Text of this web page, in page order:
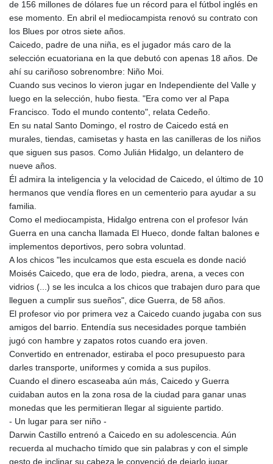
de 156 millones de dólares fue un récord para el fútbol inglés en
ese momento. En abril el mediocampista renovó su contrato con
los Blues por otros siete años.
Caicedo, padre de una niña, es el jugador más caro de la
selección ecuatoriana en la que debutó con apenas 18 años. De
ahí su cariñoso sobrenombre: Niño Moi.
Cuando sus vecinos lo vieron jugar en Independiente del Valle y
luego en la selección, hubo fiesta. "Era como ver al Papa
Francisco. Todo el mundo contento", relata Cedeño.
En su natal Santo Domingo, el rostro de Caicedo está en
murales, tiendas, camisetas y hasta en las canilleras de los niños
que siguen sus pasos. Como Julián Hidalgo, un delantero de
nueve años.
Él admira la inteligencia y la velocidad de Caicedo, el último de 10
hermanos que vendía flores en un cementerio para ayudar a su
familia.
Como el mediocampista, Hidalgo entrena con el profesor Iván
Guerra en una cancha llamada El Hueco, donde faltan balones e
implementos deportivos, pero sobra voluntad.
A los chicos "les inculcamos que esta escuela es donde nació
Moisés Caicedo, que era de lodo, piedra, arena, a veces con
vidrios (...) se les inculca a los chicos que trabajen duro para que
lleguen a cumplir sus sueños", dice Guerra, de 58 años.
El profesor vio por primera vez a Caicedo cuando jugaba con sus
amigos del barrio. Entendía sus necesidades porque también
jugó con hambre y zapatos rotos cuando era joven.
Convertido en entrenador, estiraba el poco presupuesto para
darles transporte, uniformes y comida a sus pupilos.
Cuando el dinero escaseaba aún más, Caicedo y Guerra
cuidaban autos en la zona rosa de la ciudad para ganar unas
monedas que les permitieran llegar al siguiente partido.
- Un lugar para ser niño -
Darwin Castillo entrenó a Caicedo en su adolescencia. Aún
recuerda al muchacho tímido que sin palabras y con el simple
gesto de inclinar su cabeza le convenció de dejarlo jugar.